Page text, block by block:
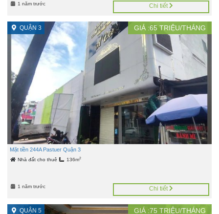
1 năm trước Chi tiết
QUẬN 3 GIÁ :65 TRIỆU/THÁNG
Mặt tiền 244A Pastuer Quận 3
Nhà đất cho thuê 136m2
1 năm trước Chi tiết
QUẬN 5 GIÁ :75 TRIỆU/THÁNG